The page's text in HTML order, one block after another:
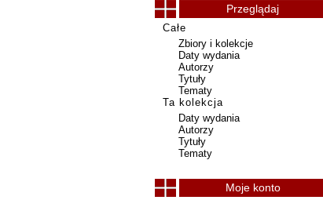
Przeglądaj
Całe
Zbiory i kolekcje
Daty wydania
Autorzy
Tytuły
Tematy
Ta kolekcja
Daty wydania
Autorzy
Tytuły
Tematy
Moje konto